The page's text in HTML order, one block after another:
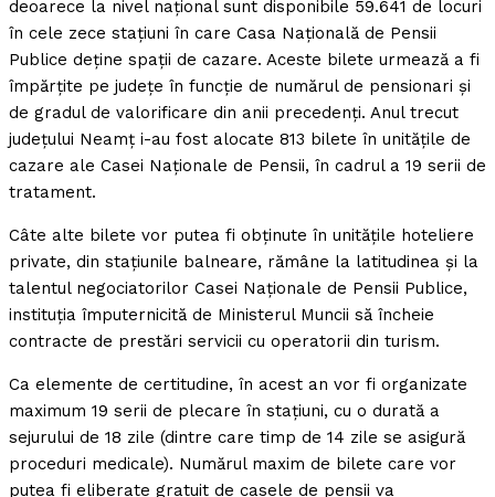
deoarece la nivel naţional sunt disponibile 59.641 de locuri
în cele zece staţiuni în care Casa Naţională de Pensii
Publice deţine spaţii de cazare. Aceste bilete urmează a fi
împărţite pe judeţe în funcţie de numărul de pensionari şi
de gradul de valorificare din anii precedenţi. Anul trecut
judeţului Neamţ i-au fost alocate 813 bilete în unităţile de
cazare ale Casei Naţionale de Pensii, în cadrul a 19 serii de
tratament.
Câte alte bilete vor putea fi obţinute în unităţile hoteliere
private, din staţiunile balneare, rămâne la latitudinea şi la
talentul negociatorilor Casei Naţionale de Pensii Publice,
instituţia împuternicită de Ministerul Muncii să încheie
contracte de prestări servicii cu operatorii din turism.
Ca elemente de certitudine, în acest an vor fi organizate
maximum 19 serii de plecare în staţiuni, cu o durată a
sejurului de 18 zile (dintre care timp de 14 zile se asigură
proceduri medicale). Numărul maxim de bilete care vor
putea fi eliberate gratuit de casele de pensii va